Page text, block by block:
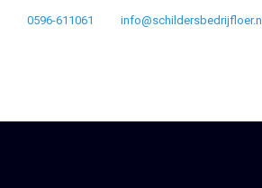
0596-611061 info@schildersbedrijfloer.nl